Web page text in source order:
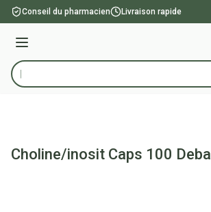
Aller au contenu
Conseil du pharmacien Livraison rapide
Menu
Rechercher
Choline/inosit Caps 100 Deba